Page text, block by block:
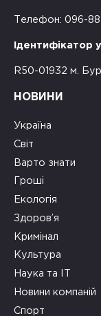
Телефон: 096-
Ідентифікатор
R50-01932 м.
НОВИНИ
Україна
Світ
Варто знати
Гроші
Екологія
Здоров’я
Кримінал
Культура
Наука та ІТ
Новини компаній
Спорт